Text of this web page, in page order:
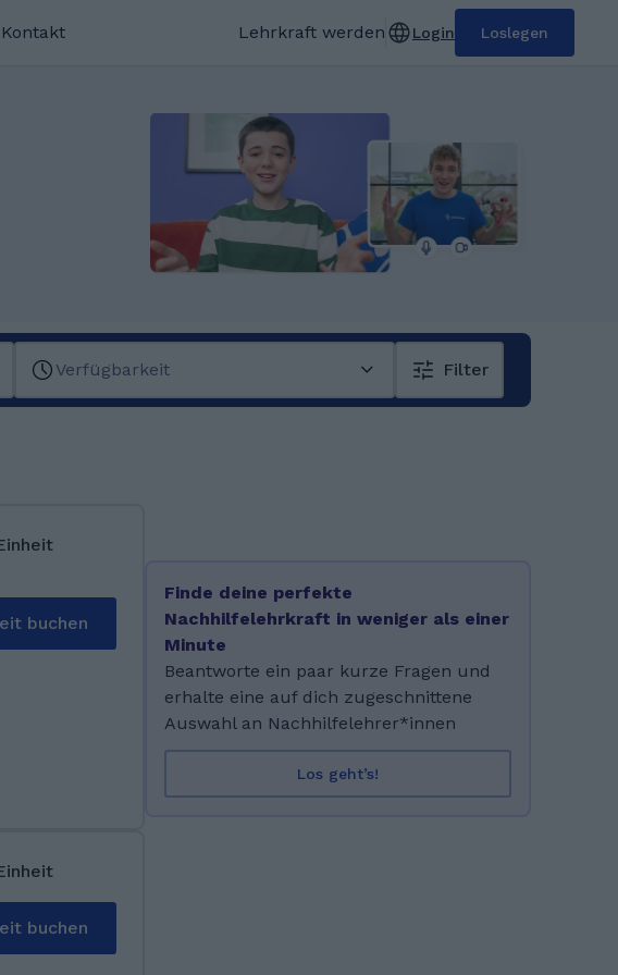
Kontakt Lehrkraft werden Login Loslegen
Verfügbarkeit Filter
buchen
buchen
Finde deine perfekte
Nachhilfelehrkraft in weniger als einer
Minute
Beantworte ein paar kurze Fragen und
erhalte eine auf dich zugeschnittene
Auswahl an Nachhilfelehrer*innen
Los geht’s!